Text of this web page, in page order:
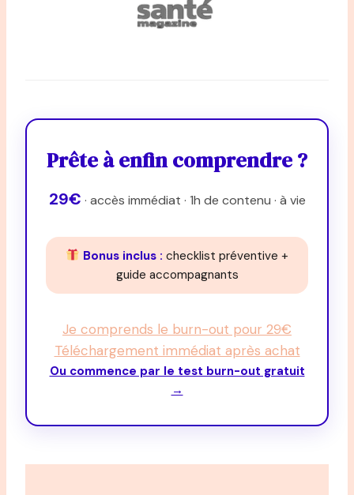
Prête à enfin comprendre ?
29€ · accès immédiat · 1h de contenu · à vie
Bonus inclus : checklist préventive +
guide accompagnants
Je comprends le burn-out pour 29€
Téléchargement immédiat après achat
Ou commence par le test burn-out gratuit
→